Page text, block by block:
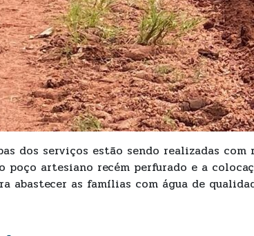
dos serviços estão sendo realizadas
poço artesiano recém perfurado e a
abastecer as famílias com água de